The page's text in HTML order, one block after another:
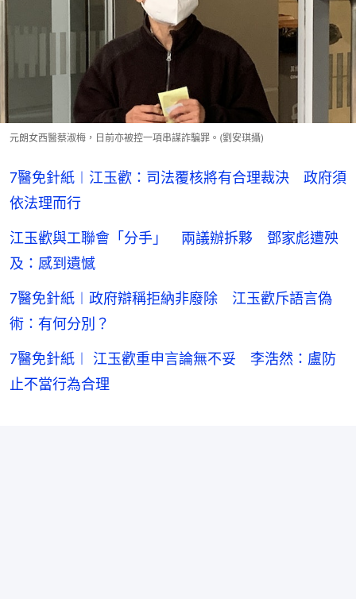
元朗女西醫蔡淑梅，日前亦被控一項串謀詐騙罪。(劉安琪攝)
7醫免針紙︱江玉歡：司法覆核將有合理裁決 政府須
依法理而行
江玉歡與工聯會「分手」 兩議辦拆夥 鄧家彪遭殃
及：感到遺憾
7醫免針紙︱政府辯稱拒納非廢除 江玉歡斥語言偽
術：有何分別？
7醫免針紙︱ 江玉歡重申言論無不妥 李浩然：盧防
止不當行為合理